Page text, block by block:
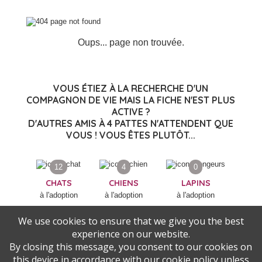
Oups... page non trouvée.
VOUS ÉTIEZ À LA RECHERCHE D'UN
COMPAGNON DE VIE MAIS LA FICHE N'EST PLUS
ACTIVE ?
D'AUTRES AMIS À 4 PATTES N'ATTENDENT QUE
VOUS ! VOUS ÊTES PLUTÔT...
12
CHATS
à l'adoption
4
CHIENS
à l'adoption
0
LAPINS
à l'adoption
We use cookies to ensure that we give you the best
experience on our website.
By closing this message, you consent to our cookies on